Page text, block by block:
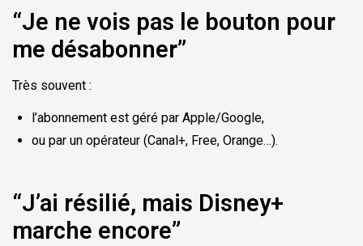
“Je ne vois pas le bouton pour
me désabonner”
Très souvent :
l’abonnement est géré par Apple/Google,
ou par un opérateur (Canal+, Free, Orange…).
“J’ai résilié, mais Disney+
marche encore”